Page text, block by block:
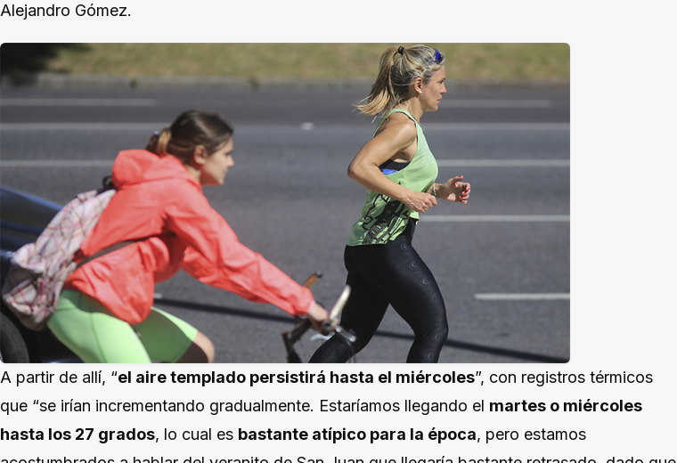
Alejandro Gómez.
A partir de allí, “el aire templado persistirá hasta el miércoles”, con registros térmicos
que “se irían incrementando gradualmente. Estaríamos llegando el martes o miércoles
hasta los 27 grados, lo cual es bastante atípico para la época, pero estamos